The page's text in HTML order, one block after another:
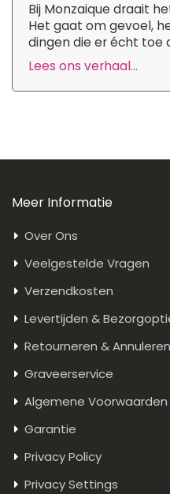
Bij Monzaique draait
Het gaat om gevoel,
dingen die er écht toe
Lees ons verhaal...
Meer Informatie
Over Ons
Veelgestelde Vragen
Verzendkosten
Levertijden &
Retourneren & Annuleren
Graveerservice
Algemene Voorwaarden
Garantie
Privacy Policy
Privacy Settings